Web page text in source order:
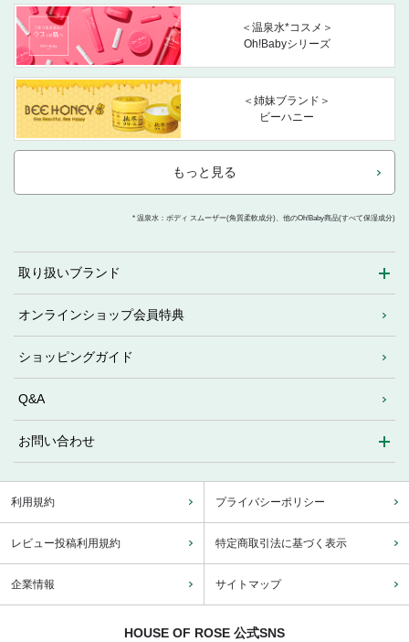
＜温泉水*コスメ＞
Oh!Babyシリーズ
＜姉妹ブランド＞
ビーハニー
もっと見る
* 温泉水：ボディ スムーザー(角質柔軟成分)、他のOh!Baby商品(すべて保湿成分)
取り扱いブランド
オンラインショップ会員特典
ショッピングガイド
Q&A
お問い合わせ
利用規約 プライバシーポリシー
レビュー投稿利用規約 特定商取引法に基づく表示
企業情報 サイトマップ
HOUSE OF ROSE 公式SNS